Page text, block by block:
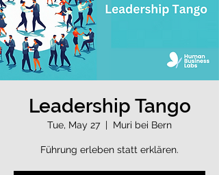
Leadership Tango
Tue, May 27
  |
Muri bei Bern
Führung erleben statt erklären.